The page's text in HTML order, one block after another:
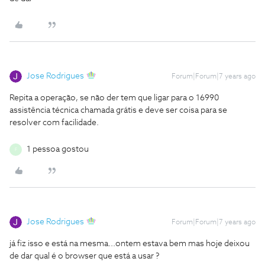
Jose Rodrigues Forum|Forum|7 years ago
Repita a operação, se não der tem que ligar para o 16990
assistência técnica chamada grátis e deve ser coisa para se
resolver com facilidade.
1 pessoa gostou
Jose Rodrigues Forum|Forum|7 years ago
já fiz isso e está na mesma...ontem estava bem mas hoje deixou
de dar qual é o browser que está a usar ?